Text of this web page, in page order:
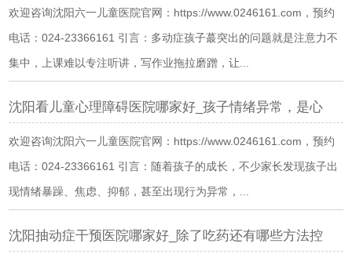
欢迎咨询沈阳六一儿童医院官网：https://www.0246161.com，预约
电话：024-23366161 引言：多动症孩子蕞突出的问题就是注意力不
集中，上课难以专注听讲，写作业拖拉磨蹭，让...
沈阳看儿童心理障碍医院哪家好_孩子情绪异常，是心
欢迎咨询沈阳六一儿童医院官网：https://www.0246161.com，预约
电话：024-23366161 引言：随着孩子的成长，不少家长发现孩子出
现情绪暴躁、焦虑、抑郁，甚至出现行为异常，...
沈阳抽动症干预医院哪家好_除了吃药还有哪些方法控